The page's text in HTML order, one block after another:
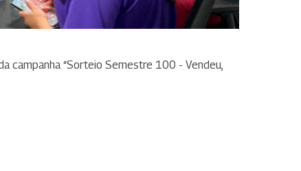
campanha “Sorteio Semestre 100 - Vendeu,